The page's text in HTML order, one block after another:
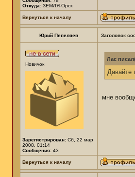
Откуда: ЗЕМЛЯ-Орск
Вернуться к началу
Юрий Пепеляев Заголовок
Новичок
Зарегистрирован: Сб, 22 мар
2008, 01:14
Сообщения: 43
Лас
Давайте
мне
Вернуться к началу